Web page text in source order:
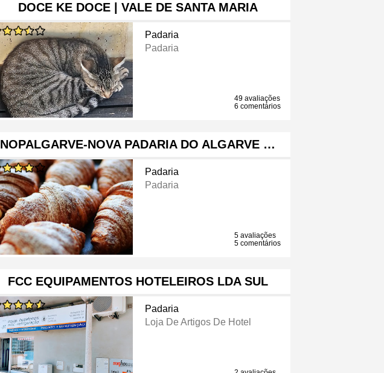
DOCE KE DOCE | VALE DE SANTA MARIA
Padaria
Padaria
49 avaliações
6 comentários
NOPALGARVE-NOVA PADARIA DO ALGARVE …
Padaria
Padaria
5 avaliações
5 comentários
FCC EQUIPAMENTOS HOTELEIROS LDA SUL
Padaria
Loja De Artigos De Hotel